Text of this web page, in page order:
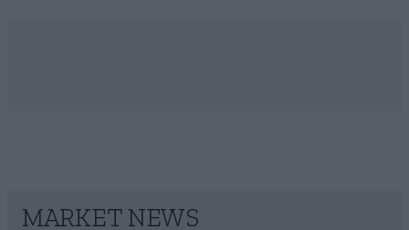
MARKET NEWS